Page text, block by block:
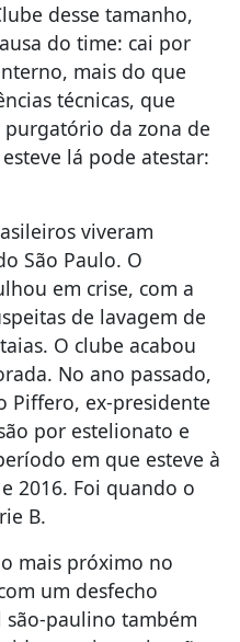
desse tamanho,
do time: cai por
mais do que
técnicas, que
da zona de
lá pode atestar:
viveram
São Paulo. O
em crise, com a
de lavagem de
O clube acabou
No ano passado,
Piffero, ex-presidente
por estelionato e
em que esteve à
2016. Foi quando o
B.
mais próximo no
um desfecho
paulino também